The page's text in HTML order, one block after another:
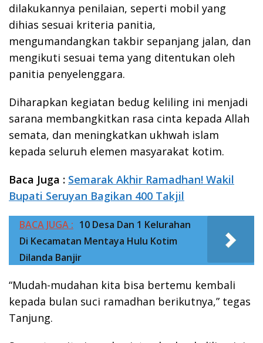
dilakukannya penilaian, seperti mobil yang
dihias sesuai kriteria panitia,
mengumandangkan takbir sepanjang jalan, dan
mengikuti sesuai tema yang ditentukan oleh
panitia penyelenggara.
Diharapkan kegiatan bedug keliling ini menjadi
sarana membangkitkan rasa cinta kepada Allah
semata, dan meningkatkan ukhwah islam
kepada seluruh elemen masyarakat kotim.
Baca Juga : Semarak Akhir Ramadhan! Wakil
Bupati Seruyan Bagikan 400 Takjil
BACA JUGA : 10 Desa Dan 1 Kelurahan
Di Kecamatan Mentaya Hulu Kotim
Dilanda Banjir
“Mudah-mudahan kita bisa bertemu kembali
kepada bulan suci ramadhan berikutnya,” tegas
Tanjung.